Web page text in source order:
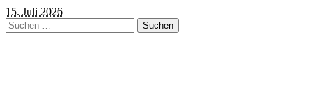
15. Juli 2026
Suchen
nach: